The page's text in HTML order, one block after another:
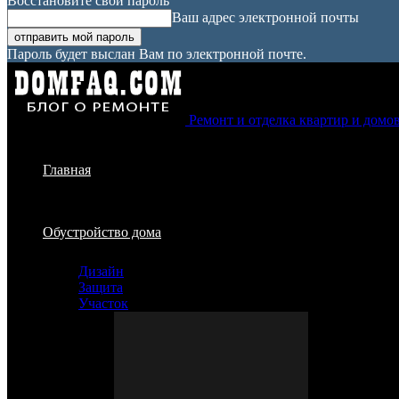
Ваш адрес электронной почты
Пароль будет выслан Вам по электронной почте.
Ремонт и отделка квартир и
Главная
Обустройство дома
Дизайн
Защита
Участок